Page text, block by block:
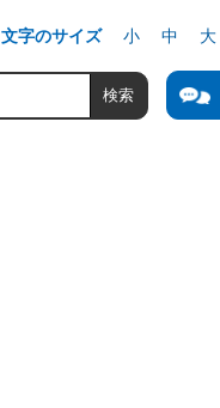
文字のサイズ 小 中 大